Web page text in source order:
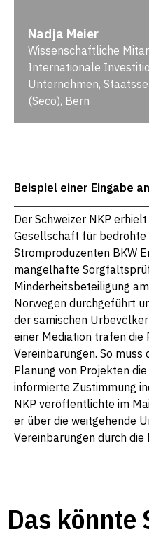
Nadja Meier
Wissenschaftliche
Internationale
Unternehmen,
(Seco), Bern
Beispiel einer Eingabe
Der Schweizer NKP
Gesellschaft für bedrohte
Stromproduzenten BKW
mangelhafte
Minderheitsbeteiligung
Norwegen durchgeführt
der samischen
einer Mediation trafen die
Vereinbarungen. So muss
Planung von Projekten
informierte Zustimmung
NKP veröffentlichte im
er über die weitgehende
Vereinbarungen durch die
Das könnte